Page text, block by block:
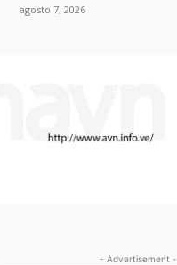
agosto 7, 2026
- Advertisement -